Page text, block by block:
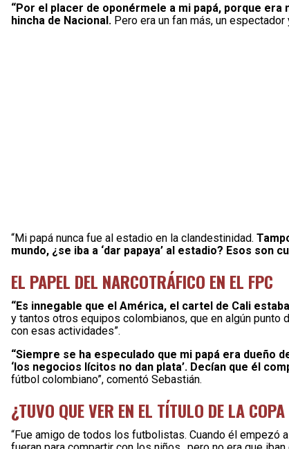
“Por el placer de oponérmele a mi papá, porque
hincha de Nacional. Pero era un fan más, un
“Mi papá nunca fue al estadio en la clandestinidad.
mundo, ¿se iba a ‘dar papaya’ al estadio? Esos son
EL PAPEL DEL NARCOTRÁFICO EN EL FPC
“Es innegable que el América, el cartel de Cali
y tantos otros equipos colombianos, que en algún
con esas actividades”.
“Siempre se ha especulado que mi papá era dueño
‘los negocios lícitos no dan plata’. Decían que él
fútbol colombiano”, comentó Sebastián.
¿TUVO QUE VER EN EL TÍTULO DE LA
“Fue amigo de todos los futbolistas. Cuando él empezó